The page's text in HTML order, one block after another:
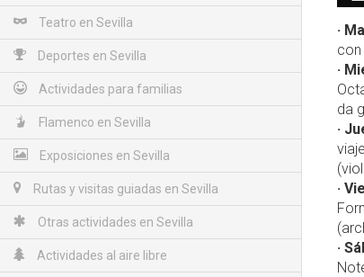
Teatro en Sevilla
Deportes en Sevilla
Actividades para familias
Flamenco en Sevilla
Exposiciones en Sevilla
Rutas y visitas guiadas en Sevilla
Otras actividades en Sevilla
Actividades al aire libre
·
con
·
da
·
·
·